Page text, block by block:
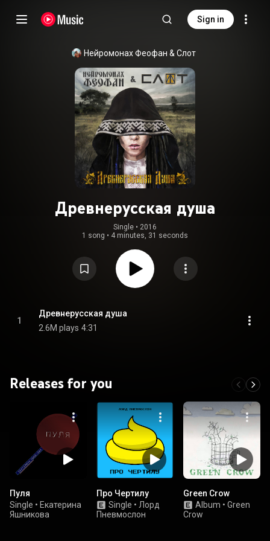
Sign in
Нейромонах Феофан & Слот
Древнерусская душа
Single • 2016
1 song • 4 minutes, 31 seconds
1
Древнерусская душа
2.6M plays 4:31
Releases for you
Пуля
Single • Екатерина
Яшникова
Про Чертилу
Single • Лорд
Пневмослон
Green Crow
Album • Green
Crow